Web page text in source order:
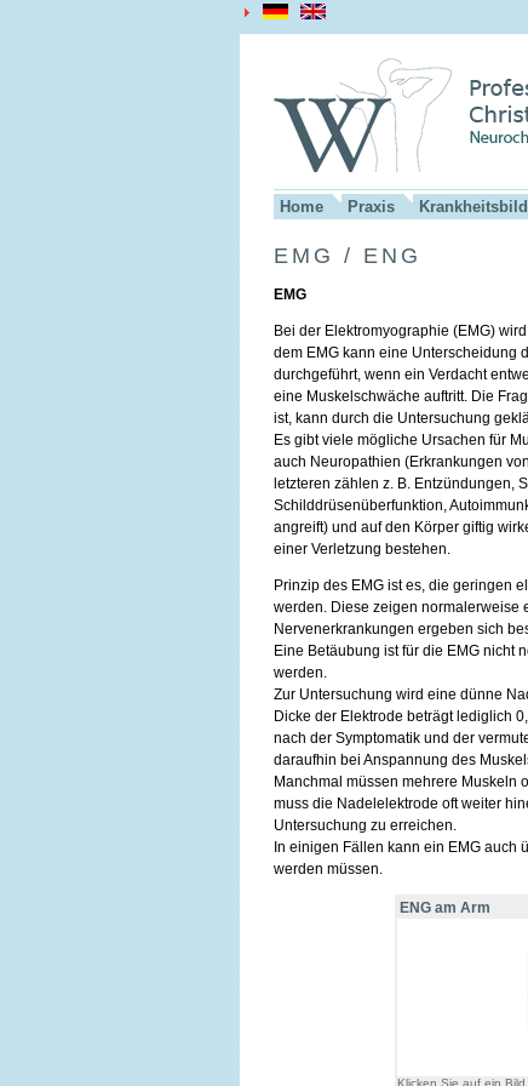
Home Praxis
EMG / ENG
EMG
Bei der Elektromyographie (EMG)
dem EMG kann eine Unterscheidung
durchgeführt, wenn ein Verdacht
eine Muskelschwäche auftritt. Die
ist, kann durch die Untersuchung
Es gibt viele mögliche Ursachen für
auch Neuropathien (Erkrankungen
letzteren zählen z. B. Entzündungen,
Schilddrüsenüberfunktion,
angreift) und auf den Körper giftig
einer Verletzung bestehen.
Prinzip des EMG ist es, die geringen
werden. Diese zeigen normalerweise
Nervenerkrankungen ergeben sich
Eine Betäubung ist für die EMG nicht
werden.
Zur Untersuchung wird eine dünne
Dicke der Elektrode beträgt lediglich
nach der Symptomatik und der
daraufhin bei Anspannung des
Manchmal müssen mehrere Muskeln
muss die Nadelelektrode oft weiter
Untersuchung zu erreichen.
In einigen Fällen kann ein EMG auch
werden müssen.
ENG am Arm
Klicken Sie auf ein